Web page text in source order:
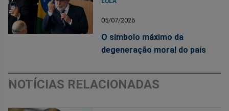
05/07/2026
O símbolo máximo da
degeneração moral do país
NOTÍCIAS RELACIONADAS